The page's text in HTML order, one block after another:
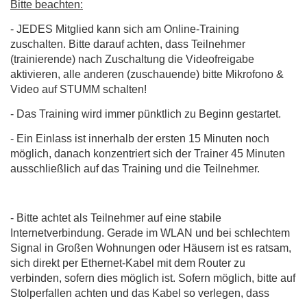
Bitte beachten:
- JEDES Mitglied kann sich am Online-Training
zuschalten. Bitte darauf achten, dass Teilnehmer
(trainierende) nach Zuschaltung die Videofreigabe
aktivieren, alle anderen (zuschauende) bitte Mikrofono &
Video auf STUMM schalten!
- Das Training wird immer pünktlich zu Beginn gestartet.
- Ein Einlass ist innerhalb der ersten 15 Minuten noch
möglich, danach konzentriert sich der Trainer 45 Minuten
ausschließlich auf das Training und die Teilnehmer.
- Bitte achtet als Teilnehmer auf eine stabile
Internetverbindung. Gerade im WLAN und bei schlechtem
Signal in Großen Wohnungen oder Häusern ist es ratsam,
sich direkt per Ethernet-Kabel mit dem Router zu
verbinden, sofern dies möglich ist. Sofern möglich, bitte auf
Stolperfallen achten und das Kabel so verlegen, dass